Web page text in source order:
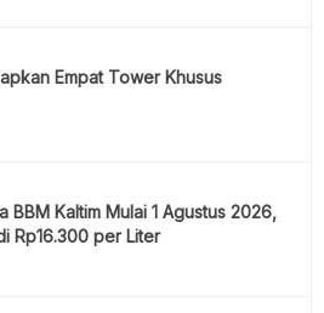
Empat Tower Khusus
BBM Kaltim Mulai 1 Agustus 2026,
Rp16.300 per Liter